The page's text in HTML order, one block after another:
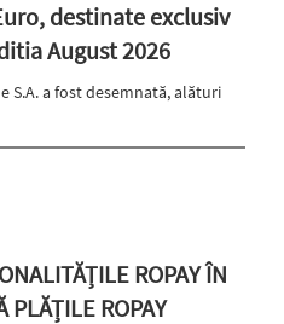
destinate exclusiv
August 2026
S.A. a fost desemnată, alături
ROPAY ÎN
PLĂȚILE ROPAY